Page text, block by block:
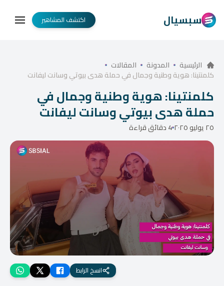
سبسيال اكتشف المشاهير
الرئيسية المدونة المقالات
كلمنتينا: هوية وطنية وجمال في حملة هدى بيوتي وسانت ليفانت
كلمنتينا: هوية وطنية وجمال في
حملة هدى بيوتي وسانت ليفانت
٢٥ يوليو ٢٠٢٥ 4 دقائق قراءة
انسخ الرابط